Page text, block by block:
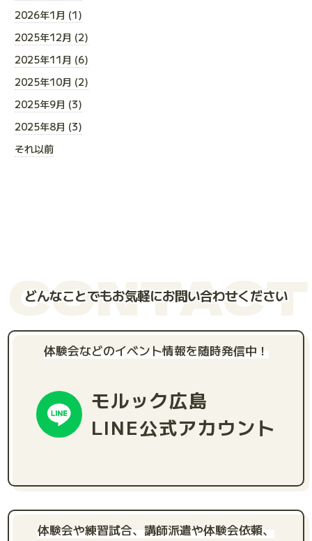
2026年1月 (1)
2025年12月 (2)
2025年11月 (6)
2025年10月 (2)
2025年9月 (3)
2025年8月 (3)
それ以前
CONTACT
どんなことでもお気軽にお問い合わせください
体験会などのイベント情報を随時発信中！
モルック広島
LINE公式アカウント
体験会や練習試合、講師派遣や体験会依頼、